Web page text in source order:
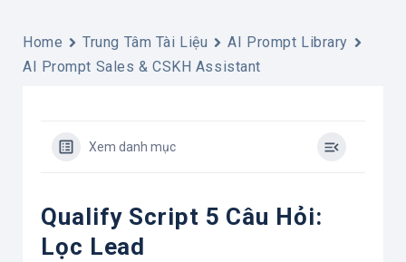
Home Trung Tâm Tài Liệu
AI Prompt Library
AI Prompt Sales & CSKH Assistant
Xem danh mục
Qualify Script 5 Câu Hỏi:
Lọc Lead